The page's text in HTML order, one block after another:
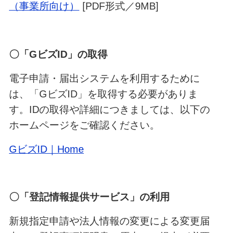
（事業所向け）
[PDF形式／9MB]
〇「GビズID」の取得
電子申請・届出システムを利用するために
は、「GビズID」を取得する必要がありま
す。IDの取得や詳細につきましては、以下の
ホームページをご確認ください。
GビズID｜Home
〇「登記情報提供サービス」の利用
新規指定申請や法人情報の変更による変更届